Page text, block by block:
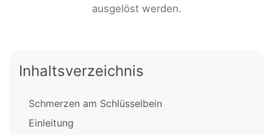
ausgelöst werden.
Inhaltsverzeichnis
Schmerzen am Schlüsselbein
Einleitung